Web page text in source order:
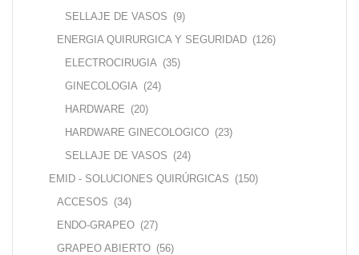
SELLAJE DE VASOS (9)
ENERGIA QUIRURGICA Y SEGURIDAD (126)
ELECTROCIRUGIA (35)
GINECOLOGIA (24)
HARDWARE (20)
HARDWARE GINECOLOGICO (23)
SELLAJE DE VASOS (24)
EMID - SOLUCIONES QUIRÚRGICAS (150)
ACCESOS (34)
ENDO-GRAPEO (27)
GRAPEO ABIERTO (56)